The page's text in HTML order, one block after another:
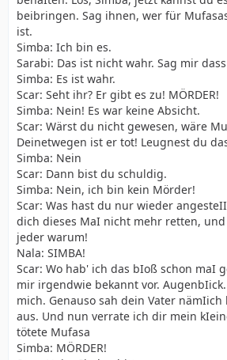
beibringen. Sag ihnen, wer für
ist.
Simba: Ich bin es.
Sarabi: Das ist nicht wahr. Sag mir
Simba: Es ist wahr.
Scar: Seht ihr? Er gibt es zu! MÖRDER!
Simba: Nein! Es war keine Absicht.
Scar: Wärst du nicht gewesen, wäre
Deinetwegen ist er tot! Leugnest du
Simba: Nein
Scar: Dann bist du schuldig.
Simba: Nein, ich bin kein Mörder!
Scar: Was hast du nur wieder
dich dieses MaI nicht mehr retten,
jeder warum!
Nala: SIMBA!
Scar: Wo hab' ich das bIoß schon maI
mir irgendwie bekannt vor.
mich. Genauso sah dein Vater nämIich
aus. Und nun verrate ich dir mein
tötete Mufasa
Simba: MÖRDER!